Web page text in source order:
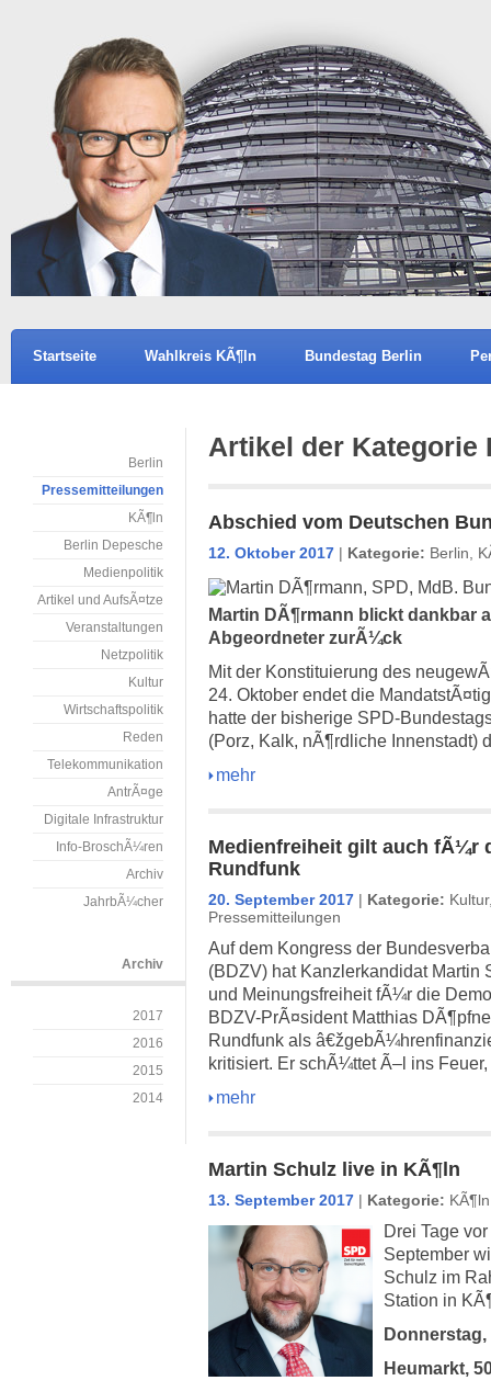
Startseite Wahlkreis KÃ¶ln Bundestag Berlin
Berlin
Pressemitteilungen
KÃ¶ln
Berlin Depesche
Medienpolitik
Artikel und AufsÃ¤tze
Veranstaltungen
Netzpolitik
Kultur
Wirtschaftspolitik
Reden
Telekommunikation
AntrÃ¤ge
Digitale Infrastruktur
Info-BroschÃ¼ren
Archiv
JahrbÃ¼cher
Archiv
2017
2016
2015
2014
Artikel der Kategorie
Abschied vom Deutschen
12. Oktober 2017 | Kategorie: Berlin
Martin DÃ¶rmann blickt dankbar
Abgeordneter zurÃ¼ck
Mit der Konstituierung des
24. Oktober endet die
hatte der bisherige SPD-
(Porz, Kalk, nÃ¶rdliche Innenstadt)
mehr
Medienfreiheit gilt auch fÃ¼r
Rundfunk
20. September 2017 | Kategorie: Kultur
Pressemitteilungen
Auf dem Kongress der
(BDZV) hat Kanzlerkandidat Martin
und Meinungsfreiheit fÃ¼r die
BDZV-PrÃ¤sident Matthias
Rundfunk als
kritisiert. Er schÃ¼ttet Ã–l ins
mehr
Martin Schulz live in KÃ¶ln
13. September 2017 | Kategorie: KÃ¶ln
Drei Tage
September
Schulz im
Station in
Donnerstag,
Heumarkt,